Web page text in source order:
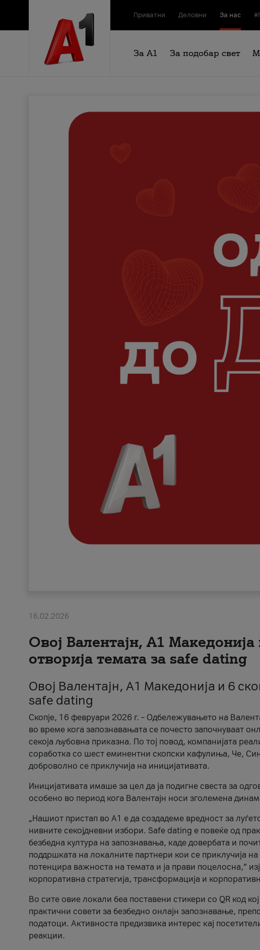
Приватни Деловни За нас
За А1 За подобар свет
16.02.2026
Овој Валентајн, A1
отворија темата за safe dating
Овој Валентајн, A1 Македонија и 6
safe dating
Скопје, 16 февруари 2026 г. – Одбележувањето на
во време кога запознавањата се почесто започнуваат
секоја љубовна приказна. По тој повод, компанијата
соработка со шест еминентни скопски кафулиња, Че,
доброволно се приклучија на иницијативата.
Иницијативата имаше за цел да ја подигне свеста за
особено во период кога Валентајн носи зголемена
„Нашиот пристап во А1 е да создадеме вредност за
нивните секојдневни избори. Safe dating е повеќе од
безбедна култура на запознавања, каде довербата и
поддршката на локалните партнери кои се приклучија
потенцира важноста на темата и ја прави поцелосна,“
корпоративна стратегија, трансформација и
Во сите овие локали беа поставени стикери со QR код
практични совети за безбедно онлајн запознавање,
податоци. Активноста предизвика интерес кај
реакции.